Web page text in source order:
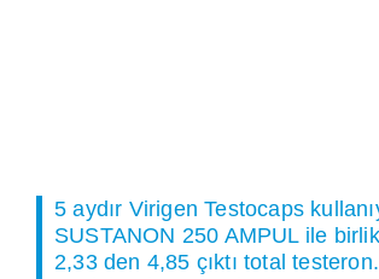
5 aydır Virigen Testocaps
SUSTANON 250 AMPUL ile
2,33 den 4,85 çıktı total